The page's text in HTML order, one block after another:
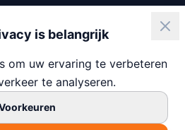
is belangrijk
om uw ervaring te verbeteren
te analyseren.